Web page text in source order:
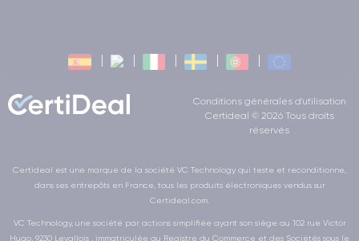
Conditions générales d'utilisation
Certideal © 2026 Tous droits
réservés
Certideal est une marque de la société VC Technology qui teste et reconditionne,
dans ses entrepôts en France, tous les produits électroniques vendus sur
Certideal.com.
VC Technology, une société par actions simplifiée ayant son siège au 102 rue Victor
Hugo, 9230 Levallois , immatriculée au Registre du Commerce et des Sociétés sous le